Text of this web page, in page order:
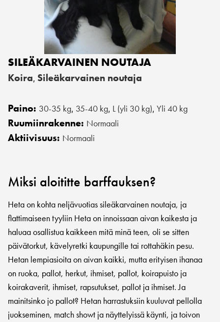
SILEÄKARVAINEN NOUTAJA
Koira, Sileäkarvainen noutaja
Paino: 30-35 kg, 35-40 kg, L (yli 30 kg), Yli 40 kg
Ruumiinrakenne: Normaali
Aktiivisuus: Normaali
Miksi aloititte barffauksen?
Heta on kohta neljävuotias sileäkarvainen noutaja, ja
flattimaiseen tyyliin Heta on innoissaan aivan kaikesta ja
haluaa osallistua kaikkeen mitä minä teen, oli se sitten
päivätorkut, kävelyretki kaupungille tai rottahäkin pesu.
Hetan lempiasioita on aivan kaikki, mutta erityisen ihanaa
on ruoka, pallot, herkut, ihmiset, pallot, koirapuisto ja
koirakaverit, ihmiset, rapsutukset, pallot ja ihmiset. Ja
mainitsinko jo pallot? Hetan harrastuksiin kuuluvat pellolla
juokseminen, match showt ja näyttelyissä käynti, ja toivon